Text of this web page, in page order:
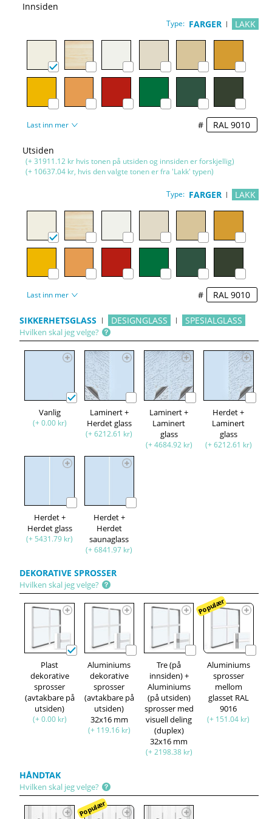
Innsiden
Type: FARGER LAKK
Last inn mer #
Utsiden
(+ 31911.12 kr hvis tonen på utsiden og innsiden er forskjellig)
(+ 10637.04 kr, hvis den valgte tonen er fra 'Lakk' typen)
Type: FARGER LAKK
Last inn mer #
SIKKERHETSGLASS DESIGNGLASS SPESIALGLASS
Hvilken skal jeg velge?
Vanlig
(+ 0.00 kr)
Laminert +
Herdet glass
(+ 6212.61 kr)
Laminert +
Laminert
glass
(+ 4684.92 kr)
Herdet +
Laminert
glass
(+ 6212.61 kr)
Herdet +
Herdet glass
(+ 5431.79 kr)
Herdet +
Herdet
saunaglass
(+ 6841.97 kr)
DEKORATIVE SPROSSER
Hvilken skal jeg velge?
Plast
dekorative
sprosser
(avtakbare på
utsiden)
(+ 0.00 kr)
Aluminiums
dekorative
sprosser
(avtakbare på
utsiden)
32x16 mm
(+ 119.16 kr)
Tre (på
innsiden) +
Aluminiums
(på utsiden)
sprosser med
visuell deling
(duplex)
32x16 mm
(+ 2198.38 kr)
Populær
Aluminiums
sprosser
mellom
glasset RAL
9016
(+ 151.04 kr)
HÅNDTAK
Hvilken skal jeg velge?
Populær